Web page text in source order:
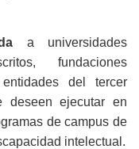
a universidades
fundaciones
del tercer
deseen ejecutar en
de campus de
intelectual.